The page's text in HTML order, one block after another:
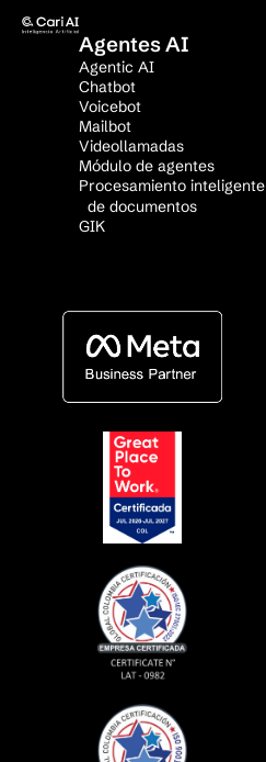
Agentes AI
Agentic AI
Chatbot
Voicebot
Mailbot
Videollamadas
Módulo de agentes
Procesamiento inteligente
de documentos
GIK